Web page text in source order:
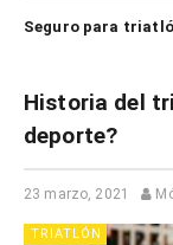
Seguro para
Historia del
deporte?
23 marzo, 2021
TRIATLÓN